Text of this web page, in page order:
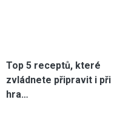
Top 5 receptů, které
zvládnete připravit i při
hra…